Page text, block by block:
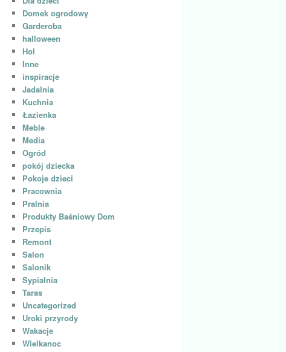
Domek ogrodowy
Garderoba
halloween
Hol
Inne
inspiracje
Jadalnia
Kuchnia
Łazienka
Meble
Media
Ogród
pokój dziecka
Pokoje dzieci
Pracownia
Pralnia
Produkty Baśniowy Dom
Przepis
Remont
Salon
Salonik
Sypialnia
Taras
Uncategorized
Uroki przyrody
Wakacje
Wielkanoc